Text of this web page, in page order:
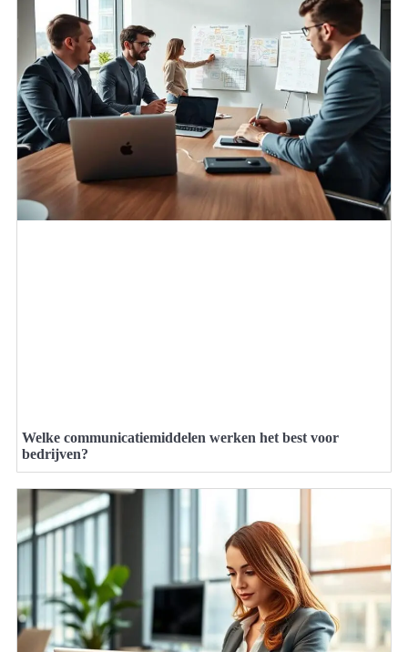
Welke communicatiemiddelen werken het best voor
bedrijven?